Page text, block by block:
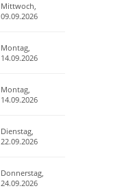
Mittwoch,
09.09.2026
Montag,
14.09.2026
Montag,
14.09.2026
Dienstag,
22.09.2026
Donnerstag,
24.09.2026